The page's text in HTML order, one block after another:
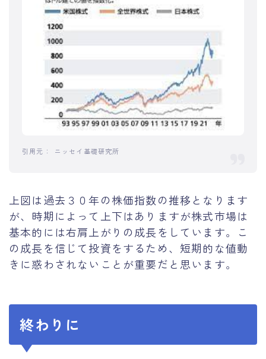
ニッセイ基礎研究所
上図は過去３０年の株価指数の推移となります
が、時期によって上下はありますが株式市場は
基本的には右肩上がりの成長をしています。こ
の成長を信じて投資をするため、短期的な値動
きに惑わされないことが重要だと思います。
終わりに